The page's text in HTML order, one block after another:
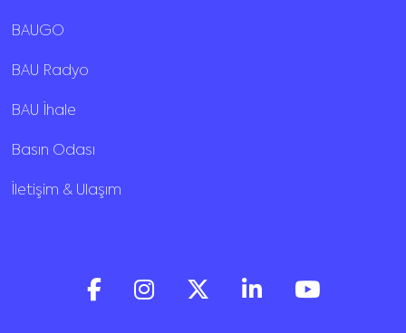
BAUGO
BAU Radyo
BAU İhale
Basın Odası
İletişim & Ulaşım